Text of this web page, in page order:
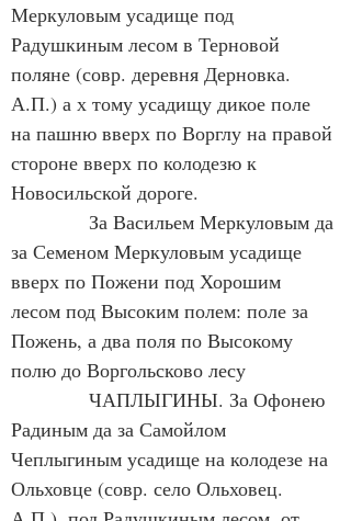
Меркуловым усадище под
Радушкиным лесом в Терновой
поляне (совр. деревня Дерновка.
А.П.) а х тому усадищу дикое поле
на пашню вверх по Ворглу на правой
стороне вверх по колодезю к
Новосильской дороге.
За Васильем Меркуловым да
за Семеном Меркуловым усадище
вверх по Пожени под Хорошим
лесом под Высоким полем: поле за
Пожень, а два поля по Высокому
полю до Воргольсково лесу
ЧАПЛЫГИНЫ. За Офонею
Радиным да за Самойлом
Чеплыгиным усадище на колодезе на
Ольховце (совр. село Ольховец.